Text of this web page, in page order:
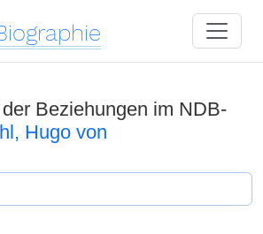
Beziehungen im NDB-
Hugo von